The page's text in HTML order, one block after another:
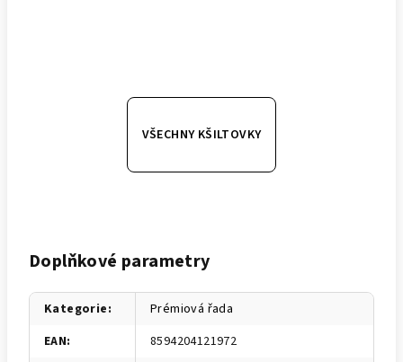
VŠECHNY KŠILTOVKY
Doplňkové parametry
Kategorie:
Prémiová řada
EAN:
8594204121972